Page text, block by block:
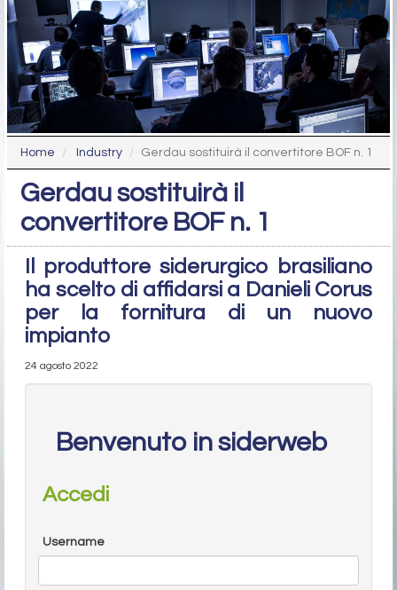
Home Industry Gerdau sostituirà il convertitore BOF n. 1
Gerdau sostituirà il
convertitore BOF n. 1
Il produttore siderurgico brasiliano
ha scelto di affidarsi a Danieli Corus
per la fornitura di un nuovo
impianto
24 agosto 2022
Benvenuto in siderweb
Accedi
Username